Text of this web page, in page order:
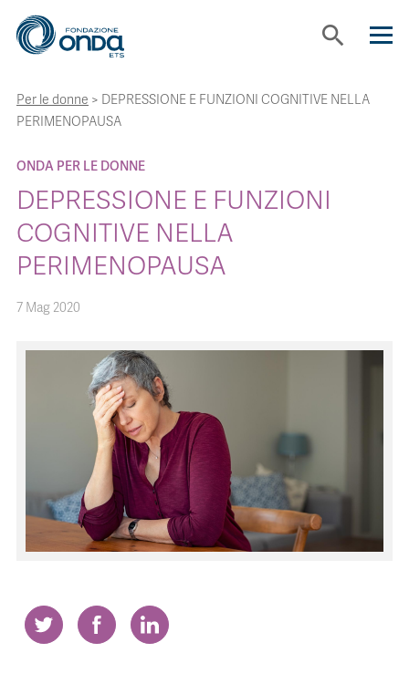
search
CHI SIAMO
CON CHI LAVORIAMO
STRUMENTI
Per le donne > DEPRESSIONE E FUNZIONI COGNITIVE NELLA
PERIMENOPAUSA
ONDA PER LE DONNE
DEPRESSIONE E FUNZIONI
COGNITIVE NELLA
PERIMENOPAUSA
7 Mag 2020